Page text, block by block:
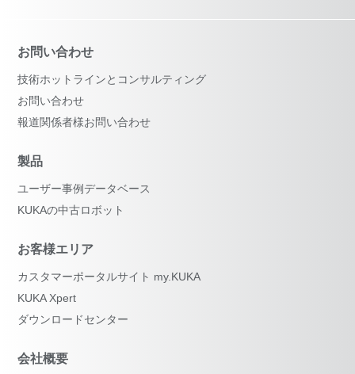
お問い合わせ
技術ホットラインとコンサルティング
お問い合わせ
報道関係者様お問い合わせ
製品
ユーザー事例データベース
KUKAの中古ロボット
お客様エリア
カスタマーポータルサイト my.KUKA
KUKA Xpert
ダウンロードセンター
会社概要